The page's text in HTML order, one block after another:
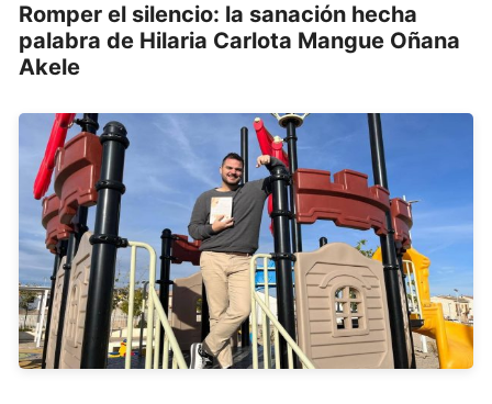
Romper el silencio: la sanación hecha
palabra de Hilaria Carlota Mangue Oñana
Akele